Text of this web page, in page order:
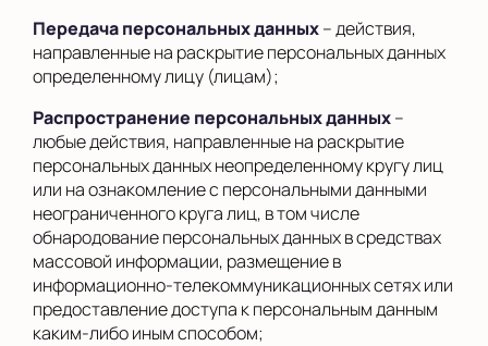
Передача персональных данных– действия,
направленные на раскрытие персональных данных
определенному лицу (лицам);
Распространение персональных данных–
любые действия, направленные на раскрытие
персональных данных неопределенному кругу лиц
или на ознакомление с персональными данными
неограниченного круга лиц, в том числе
обнародование персональных данных в средствах
массовой информации, размещение в
информационно-телекоммуникационных сетях или
предоставление доступа к персональным данным
каким-либо иным способом;